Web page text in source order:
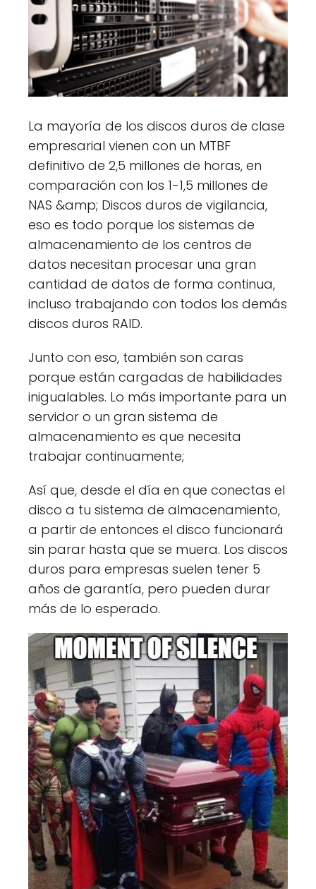
La mayoría de los discos duros de clase
empresarial vienen con un MTBF
definitivo de 2,5 millones de horas, en
comparación con los 1-1,5 millones de
NAS &amp; Discos duros de vigilancia,
eso es todo porque los sistemas de
almacenamiento de los centros de
datos necesitan procesar una gran
cantidad de datos de forma continua,
incluso trabajando con todos los demás
discos duros RAID.
Junto con eso, también son caras
porque están cargadas de habilidades
inigualables. Lo más importante para un
servidor o un gran sistema de
almacenamiento es que necesita
trabajar continuamente;
Así que, desde el día en que conectas el
disco a tu sistema de almacenamiento,
a partir de entonces el disco funcionará
sin parar hasta que se muera. Los discos
duros para empresas suelen tener 5
años de garantía, pero pueden durar
más de lo esperado.